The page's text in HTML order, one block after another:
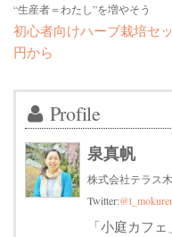
“生産者＝わたし”を増やそう
初心者向けハーブ栽培セ
円から
Profile
泉真帆
株式会社テラス
Twitter:
「小庭カフ